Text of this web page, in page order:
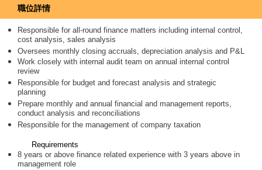
職位詳情
Responsible for all-round finance matters including internal control,
cost analysis, sales analysis
Oversees monthly closing accruals, depreciation analysis and P&L
Work closely with internal audit team on annual internal control
review
Responsible for budget and forecast analysis and strategic
planning
Prepare monthly and annual financial and management reports,
conduct analysis and reconciliations
Responsible for the management of company taxation
Requirements
8 years or above finance related experience with 3 years above in
management role